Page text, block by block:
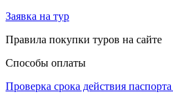
Заявка на тур
Правила покупки туров на сайте
Способы оплаты
Проверка срока действия